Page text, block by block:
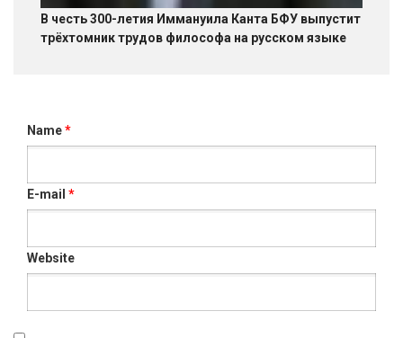
В честь 300-летия Иммануила Канта БФУ выпустит
трёхтомник трудов философа на русском языке
Name*
E-mail *
Website